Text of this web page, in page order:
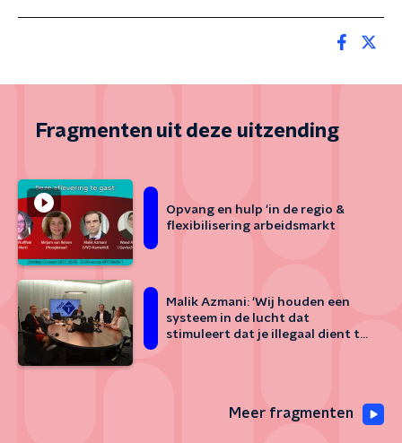
Fragmenten uit deze uitzending
Opvang en hulp ‘in de regio &
flexibilisering arbeidsmarkt
Malik Azmani: ‘Wij houden een
systeem in de lucht dat
stimuleert dat je illegaal dient te
Meer fragmenten